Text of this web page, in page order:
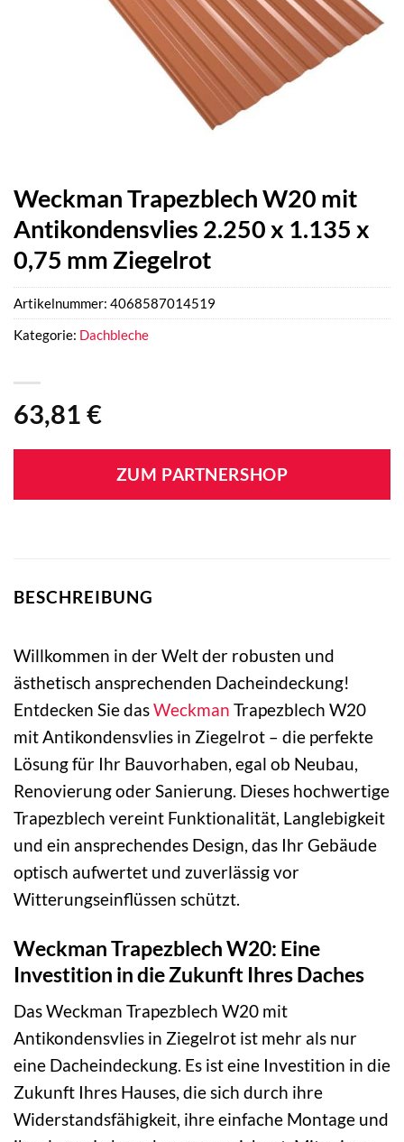
Weckman Trapezblech W20 mit
Antikondensvlies 2.250 x 1.135 x
0,75 mm Ziegelrot
63,81 €
ZUM PARTNERSHOP
Artikelnummer: 4068587014519
Kategorie: Dachbleche
BESCHREIBUNG
Willkommen in der Welt der robusten und
ästhetisch ansprechenden Dacheindeckung!
Entdecken Sie dasWeckman Trapezblech W20
mit Antikondensvlies in Ziegelrot – die perfekte
Lösung für Ihr Bauvorhaben, egal ob Neubau,
Renovierung oder Sanierung. Dieses hochwertige
Trapezblech vereint Funktionalität, Langlebigkeit
und ein ansprechendes Design, das Ihr Gebäude
optisch aufwertet und zuverlässig vor
Witterungseinflüssen schützt.
Weckman Trapezblech W20: Eine
Investition in die Zukunft Ihres Daches
Das Weckman Trapezblech W20 mit
Antikondensvlies in Ziegelrot ist mehr als nur
eine Dacheindeckung. Es ist eine Investition in die
Zukunft Ihres Hauses, die sich durch ihre
Widerstandsfähigkeit, ihre einfache Montage und